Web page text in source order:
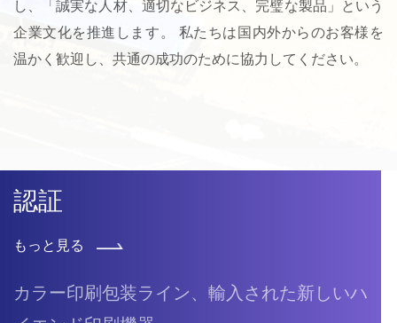
し、「誠実な人材、適切なビジネス、完璧な製品」という
企業文化を推進します。 私たちは国内外からのお客様を
温かく歓迎し、共通の成功のために協力してください。
認証
もっと見る
カラー印刷包装ライン、輸入された新しいハ